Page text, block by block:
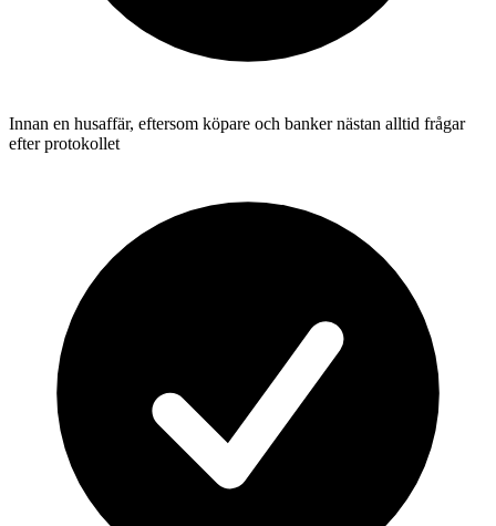
Innan en husaffär, eftersom köpare och banker nästan alltid frågar
efter protokollet